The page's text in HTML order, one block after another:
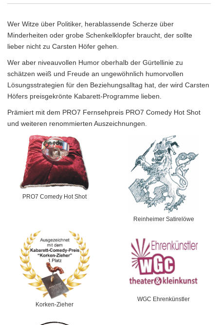
Wer Witze über Politiker, herablassende Scherze über
Minderheiten oder grobe Schenkelklopfer braucht, der sollte
lieber nicht zu Carsten Höfer gehen.
Wer aber niveauvollen Humor oberhalb der Gürtellinie zu
schätzen weiß und Freude an ungewöhnlich humorvollen
Lösungsstrategien für den Beziehungsalltag hat, der wird Carsten
Höfers preisgekrönte Kabarett-Programme lieben.
Prämiert mit dem PRO7 Fernsehpreis PRO7 Comedy Hot Shot
und weiteren renommierten Auszeichnungen.
PRO7 Comedy Hot Shot
Reinheimer Satirelöwe
Korken-Zieher
WGC Ehrenkünstler